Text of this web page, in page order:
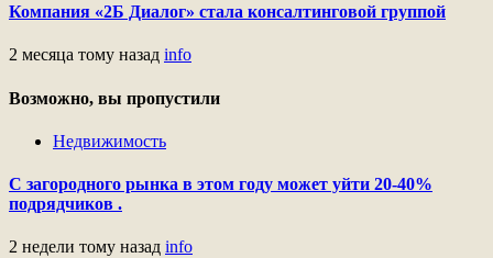
Компания «2Б Диалог» стала консалтинговой группой
2 месяца тому назад info
Возможно, вы пропустили
Недвижимость
С загородного рынка в этом году может уйти 20-40%
подрядчиков .
2 недели тому назад info